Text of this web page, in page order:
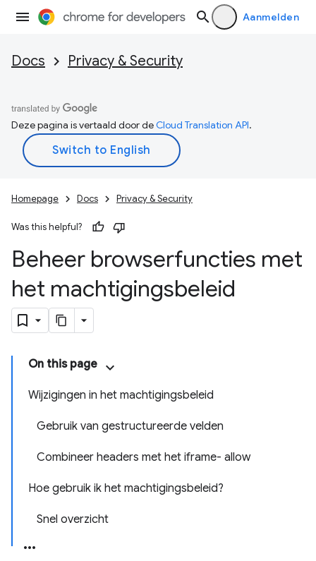
Aanmelden
Docs Privacy & Security
Deze pagina is vertaald door deCloud Translation API.
Homepage Docs Privacy & Security
Was this helpful?
Beheer browserfuncties met
het machtigingsbeleid
On this page
Wijzigingen in het machtigingsbeleid
Gebruik van gestructureerde velden
Combineer headers met het iframe- allow
Hoe gebruik ik het machtigingsbeleid?
Snel overzicht